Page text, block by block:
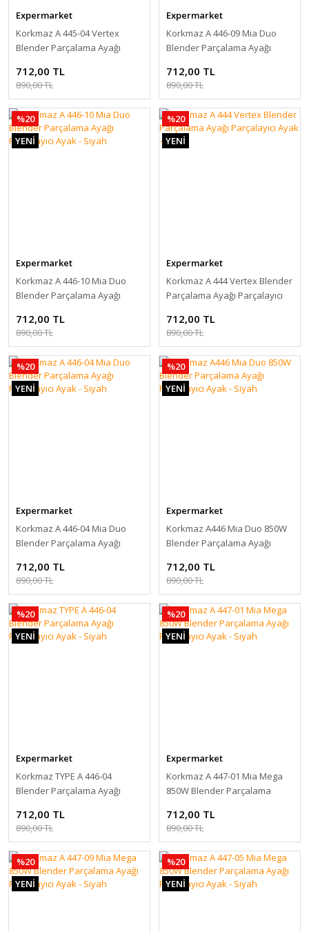
Expermarket
Korkmaz A 445-04 Vertex
Blender Parçalama Ayağı
712,00 TL
890,00 TL
Expermarket
Korkmaz A 446-09 Mia Duo
Blender Parçalama Ayağı
712,00 TL
890,00 TL
%20
YENİ
Expermarket
Korkmaz A 446-10 Mia Duo
Blender Parçalama Ayağı
712,00 TL
890,00 TL
%20
YENİ
Expermarket
Korkmaz A 444 Vertex Blender
Parçalama Ayağı Parçalayıcı
712,00 TL
890,00 TL
%20
YENİ
Expermarket
Korkmaz A 446-04 Mia Duo
Blender Parçalama Ayağı
712,00 TL
890,00 TL
%20
YENİ
Expermarket
Korkmaz A446 Mia Duo 850W
Blender Parçalama Ayağı
712,00 TL
890,00 TL
%20
YENİ
Expermarket
Korkmaz TYPE A 446-04
Blender Parçalama Ayağı
712,00 TL
890,00 TL
%20
YENİ
Expermarket
Korkmaz A 447-01 Mia Mega
850W Blender Parçalama
712,00 TL
890,00 TL
%20
YENİ
%20
YENİ